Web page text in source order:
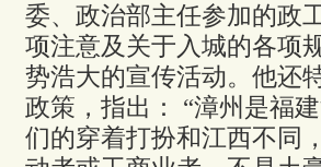
委、政治部主任参加的政
项注意及关于入城的各项
势浩大的宣传活动。他还
政策，指出： “漳州是福
们的穿着打扮和江西不同